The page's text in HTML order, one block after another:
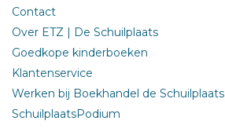
Contact
Over ETZ | De Schuilplaats
Goedkope kinderboeken
Klantenservice
Werken bij Boekhandel de Schuilplaats
SchuilplaatsPodium